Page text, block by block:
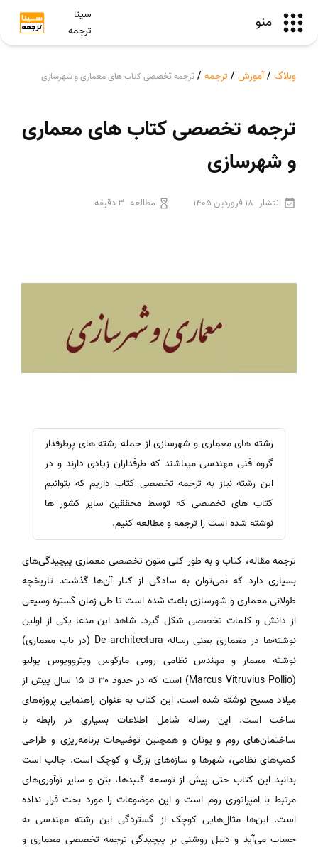
منو
سینا
ترجمه
وبلاگ /آموزش / ترجمه / ترجمه تخصصی کتاب های معماری و شهرسازی
ترجمه تخصصی کتاب های معماری
و شهرسازی
انتشار 18 فروردین 1405 مطالعه 3 دقیقه
رشته های معماری و شهرسازی از جمله رشته های پرطرفدار
گروه فنی مهندسی میباشند که طرفداران زیادی دارند و در
این رشته نیاز به ترجمه تخصصی کتاب داریم که بتوانیم
کتاب های تخصصی که توسط محققین سایر کشور ها
نوشته شده است را ترجمه و مطالعه کنیم.
ترجمه مقاله، کتاب و به طور کلی متون تخصصی معماری پیچیدگی‌های
بسیاری دارد که نمی‌توان به سادگی از کنار آن‌ها گذشت. تاریخچه
طولانی معماری و شهرسازی باعث شده است تا طی زمان گستره وسیعی
از دانش و کلمات تخصصی شکل گیرد. شاهد این مدعا یکی از اولین
نوشته‌ها در معماری یعنی رساله De architectura (در باب معماری)
نوشته معمار و مهندس نظامی رومی مارکوس ویتروویوس پولیو
(Marcus Vitruvius Pollio) است که در حدود ۳۰ تا ۱۵ سال پیش از
میلاد مسیح نوشته شده است. این کتاب به عنوان راهنمایی پروژه‌های
ساخت است. این رساله شامل اطلاعات بسیاری در رابطه با
ساختمان‌های روم و یونان و همچنین توضیحات برنامه‌ریزی و طراحی
کمپ‌های نظامی، شهرها و سازه‌های بزرگ و کوچک است. جالب است
بدانید این کتاب حتی پیش از توسعه گنبدها، بتن‌ و سایر نوآوری‌های
مرتبط با امپراتوری روم است و این موضوعات را مورد بحث قرار نداده
است. این‌ها مثال‌هایی کوچک از گستردگی این رشته مهندسی به
حساب می‌آید و دلیل روشنی بر پیچیدگی ترجمه تخصصی معماری و